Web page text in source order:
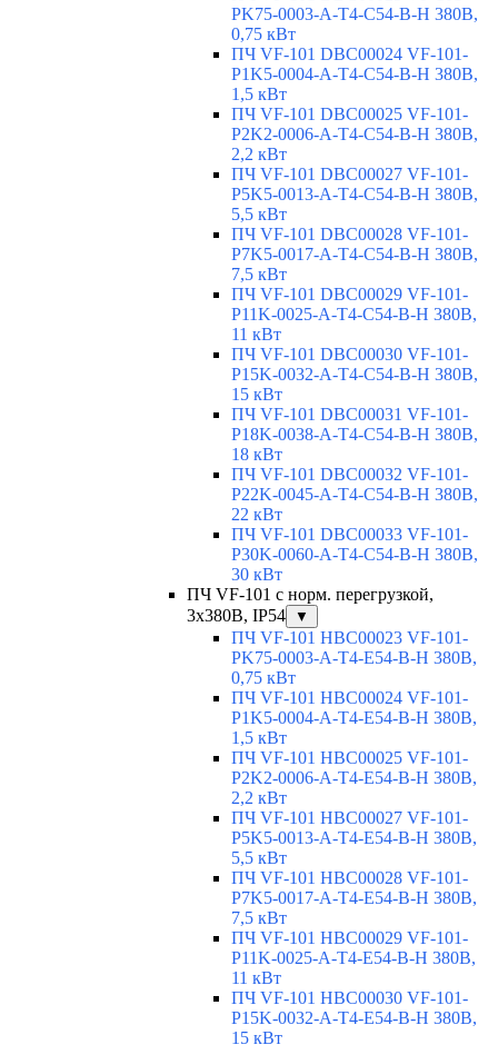
PK75-0003-A-T4-C54-B-H 380В,
0,75 кВт
ПЧ VF-101 DBC00024 VF-101-
P1K5-0004-A-T4-C54-B-H 380В,
1,5 кВт
ПЧ VF-101 DBC00025 VF-101-
P2K2-0006-A-T4-C54-B-H 380В,
2,2 кВт
ПЧ VF-101 DBC00027 VF-101-
P5K5-0013-A-T4-C54-B-H 380В,
5,5 кВт
ПЧ VF-101 DBC00028 VF-101-
P7K5-0017-A-T4-C54-B-H 380В,
7,5 кВт
ПЧ VF-101 DBC00029 VF-101-
P11K-0025-A-T4-C54-B-H 380В,
11 кВт
ПЧ VF-101 DBC00030 VF-101-
P15K-0032-A-T4-C54-B-H 380В,
15 кВт
ПЧ VF-101 DBC00031 VF-101-
P18K-0038-A-T4-C54-B-H 380В,
18 кВт
ПЧ VF-101 DBC00032 VF-101-
P22K-0045-A-T4-C54-B-H 380В,
22 кВт
ПЧ VF-101 DBC00033 VF-101-
P30K-0060-A-T4-C54-B-H 380В,
30 кВт
ПЧ VF-101 с норм. перегрузкой,
3x380В, IP54
▼
ПЧ VF-101 HBC00023 VF-101-
PK75-0003-A-T4-E54-B-H 380В,
0,75 кВт
ПЧ VF-101 HBC00024 VF-101-
P1K5-0004-A-T4-E54-B-H 380В,
1,5 кВт
ПЧ VF-101 HBC00025 VF-101-
P2K2-0006-A-T4-E54-B-H 380В,
2,2 кВт
ПЧ VF-101 HBC00027 VF-101-
P5K5-0013-A-T4-E54-B-H 380В,
5,5 кВт
ПЧ VF-101 HBC00028 VF-101-
P7K5-0017-A-T4-E54-B-H 380В,
7,5 кВт
ПЧ VF-101 HBC00029 VF-101-
P11K-0025-A-T4-E54-B-H 380В,
11 кВт
ПЧ VF-101 HBC00030 VF-101-
P15K-0032-A-T4-E54-B-H 380В,
15 кВт